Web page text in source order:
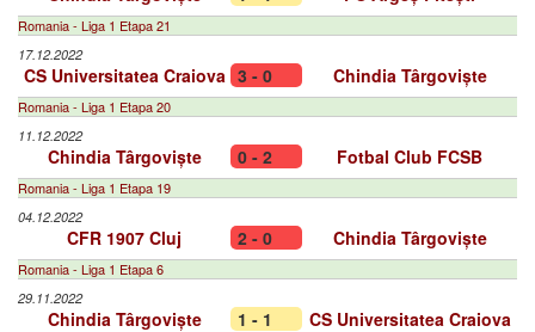
Romania - Liga 1 Etapa 21
17.12.2022
CS Universitatea Craiova 3 - 0 Chindia Târgoviște
Romania - Liga 1 Etapa 20
11.12.2022
Chindia Târgoviște 0 - 2 Fotbal Club FCSB
Romania - Liga 1 Etapa 19
04.12.2022
CFR 1907 Cluj 2 - 0 Chindia Târgoviște
Romania - Liga 1 Etapa 6
29.11.2022
Chindia Târgoviște 1 - 1 CS Universitatea Craiova